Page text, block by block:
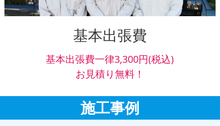
基本出張費
基本出張費一律3,300円(税込)
お見積り無料！
施工事例